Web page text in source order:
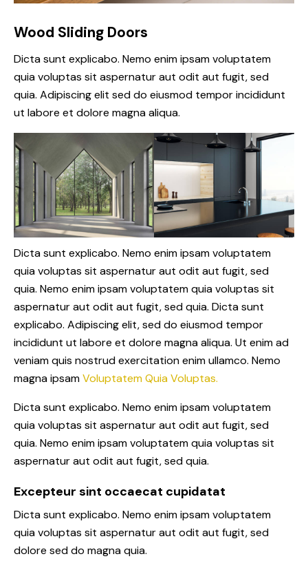
Wood Sliding Doors
Dicta sunt explicabo. Nemo enim ipsam voluptatem
quia voluptas sit aspernatur aut odit aut fugit, sed
quia. Adipiscing elit sed do eiusmod tempor incididunt
ut labore et dolore magna aliqua.
Dicta sunt explicabo. Nemo enim ipsam voluptatem
quia voluptas sit aspernatur aut odit aut fugit, sed
quia. Nemo enim ipsam voluptatem quia voluptas sit
aspernatur aut odit aut fugit, sed quia. Dicta sunt
explicabo. Adipiscing elit, sed do eiusmod tempor
incididunt ut labore et dolore magna aliqua. Ut enim ad
veniam quis nostrud exercitation enim ullamco. Nemo
magna ipsamVoluptatem Quia Voluptas.
Dicta sunt explicabo. Nemo enim ipsam voluptatem
quia voluptas sit aspernatur aut odit aut fugit, sed
quia. Nemo enim ipsam voluptatem quia voluptas sit
aspernatur aut odit aut fugit, sed quia.
Excepteur sint occaecat cupidatat
Dicta sunt explicabo. Nemo enim ipsam voluptatem
quia voluptas sit aspernatur aut odit aut fugit, sed
dolore sed do magna quia.